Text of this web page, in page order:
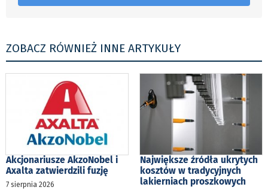
ZOBACZ RÓWNIEŻ INNE ARTYKUŁY
Akcjonariusze AkzoNobel i
Axalta zatwierdzili fuzję
7 sierpnia 2026
Największe źródła ukrytych
kosztów w tradycyjnych
lakierniach proszkowych